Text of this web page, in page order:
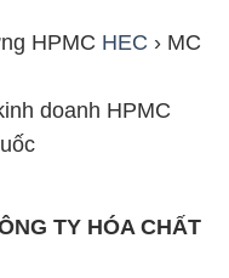
HPMC HEC › MC
doanh HPMC
TY HÓA CHẤT